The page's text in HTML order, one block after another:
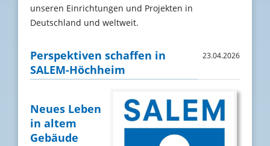
unseren Einrichtungen und Projekten in
Deutschland und weltweit.
Perspektiven schaffen in
SALEM-Höchheim
23.04.2026
Neues Leben
in altem
Gebäude